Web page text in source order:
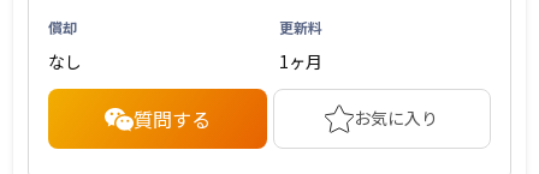
償却
なし
更新料
1ヶ月
質問する お気に入り